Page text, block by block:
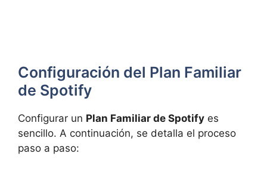
Configuración del Plan Familiar
de Spotify
Configurar un Plan Familiar de Spotify es
sencillo. A continuación, se detalla el proceso
paso a paso: